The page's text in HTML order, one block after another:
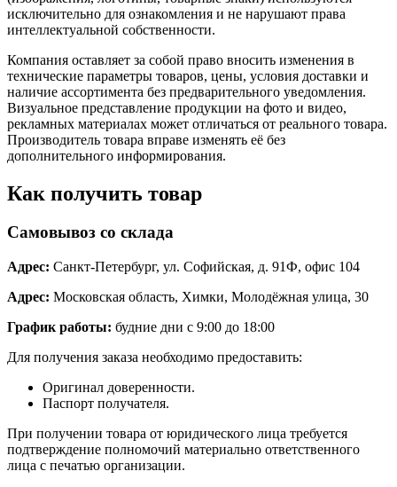
исключительно для ознакомления и не нарушают права
интеллектуальной собственности.
Компания оставляет за собой право вносить изменения в
технические параметры товаров, цены, условия доставки и
наличие ассортимента без предварительного уведомления.
Визуальное представление продукции на фото и видео,
рекламных материалах может отличаться от реального товара.
Производитель товара вправе изменять её без
дополнительного информирования.
Как получить товар
Самовывоз со склада
Адрес: Санкт-Петербург, ул. Софийская, д. 91Ф, офис 104
Адрес: Московская область, Химки, Молодёжная улица, 30
График работы: будние дни с 9:00 до 18:00
Для получения заказа необходимо предоставить:
Оригинал доверенности.
Паспорт получателя.
При получении товара от юридического лица требуется
подтверждение полномочий материально ответственного
лица с печатью организации.